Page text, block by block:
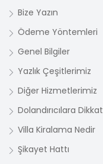
Bize Yazın
Ödeme Yöntemleri
Genel Bilgiler
Yazlık Çeşitlerimiz
Diğer Hizmetlerimiz
Dolandırıcılara Dikkat
Villa Kiralama Nedir
Şikayet Hattı